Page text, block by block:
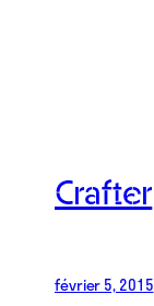
Crafter
février 5, 2015